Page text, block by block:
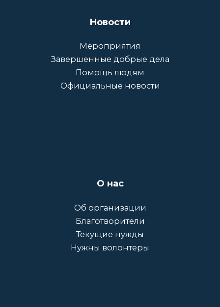
Новости
Мероприятия
Завершенные добрые дела
Помощь людям
Официальные новости
О нас
Об организации
Благотворители
Текущие нужды
Нужны волонтеры